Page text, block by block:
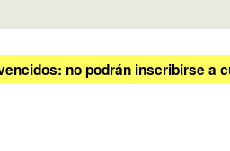
no podrán inscribirse a